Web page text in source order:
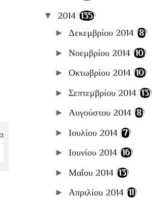
▼ 2014 (135)
► Δεκεμβρίου 2014 (8)
► Νοεμβρίου 2014 (10)
► Οκτωβρίου 2014 (10)
► Σεπτεμβρίου 2014 (13)
► Αυγούστου 2014 (8)
► Ιουλίου 2014 (7)
► Ιουνίου 2014 (16)
► Μαΐου 2014 (13)
► Απριλίου 2014 (11)